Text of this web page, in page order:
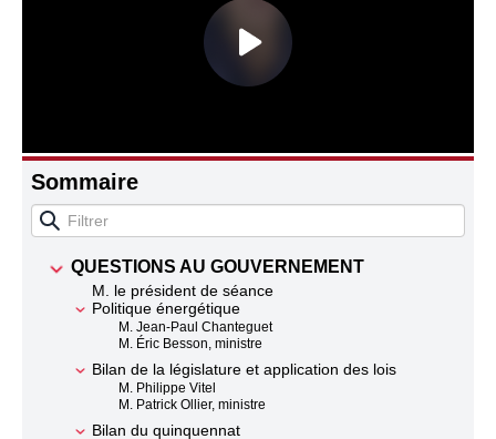
Sommaire
QUESTIONS AU GOUVERNEMENT
M. le président de séance
Politique énergétique
M. Jean-Paul Chanteguet
M. Éric Besson, ministre
Bilan de la législature et application des lois
M. Philippe Vitel
M. Patrick Ollier, ministre
Bilan du quinquennat